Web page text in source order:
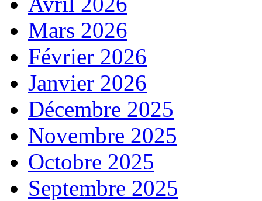
Mars 2026
Février 2026
Janvier 2026
Décembre 2025
Novembre 2025
Octobre 2025
Septembre 2025